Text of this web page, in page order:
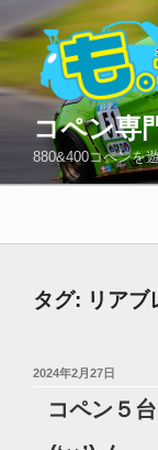
ン
テ
ン
プ
コペン専
880&400コペンを
タグ: リアブ
投
2024年2月27日
コペン５